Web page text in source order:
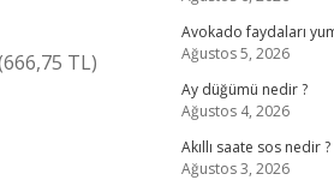
TL)
Avokado faydaları
Ağustos 5, 2026
Ay düğümü nedir ?
Ağustos 4, 2026
Akıllı saate sos nedir ?
Ağustos 3, 2026